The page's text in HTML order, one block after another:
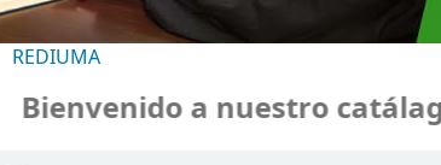
REDIUMA
Bienvenido a nuestro